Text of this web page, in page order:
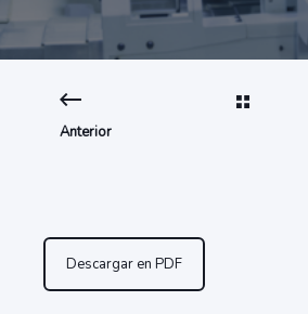
Anterior
Descargar en PDF